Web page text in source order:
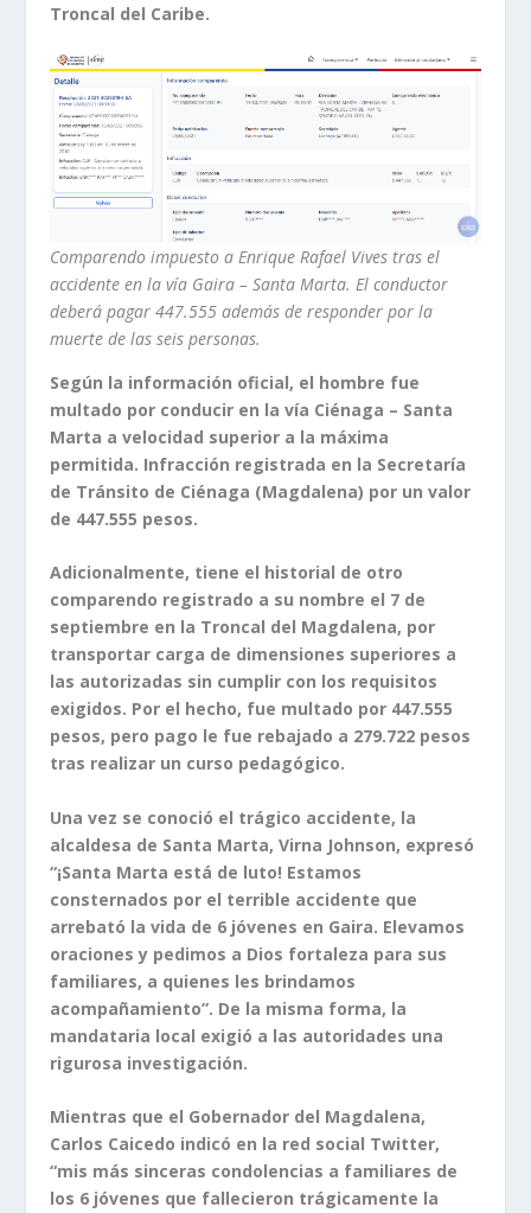
Troncal del Caribe.
Comparendo impuesto a Enrique Rafael Vives tras el
accidente en la vía Gaira – Santa Marta. El conductor
deberá pagar 447.555 además de responder por la
muerte de las seis personas.
Según la información oficial, el hombre fue
multado por conducir en la vía Ciénaga – Santa
Marta a velocidad superior a la máxima
permitida. Infracción registrada en la Secretaría
de Tránsito de Ciénaga (Magdalena) por un valor
de 447.555 pesos.
Adicionalmente, tiene el historial de otro
comparendo registrado a su nombre el 7 de
septiembre en la Troncal del Magdalena, por
transportar carga de dimensiones superiores a
las autorizadas sin cumplir con los requisitos
exigidos. Por el hecho, fue multado por 447.555
pesos, pero pago le fue rebajado a 279.722 pesos
tras realizar un curso pedagógico.
Una vez se conoció el trágico accidente, la
alcaldesa de Santa Marta, Virna Johnson, expresó
“¡Santa Marta está de luto! Estamos
consternados por el terrible accidente que
arrebató la vida de 6 jóvenes en Gaira. Elevamos
oraciones y pedimos a Dios fortaleza para sus
familiares, a quienes les brindamos
acompañamiento”. De la misma forma, la
mandataria local exigió a las autoridades una
rigurosa investigación.
Mientras que el Gobernador del Magdalena,
Carlos Caicedo indicó en la red social Twitter,
“mis más sinceras condolencias a familiares de
los 6 jóvenes que fallecieron trágicamente la